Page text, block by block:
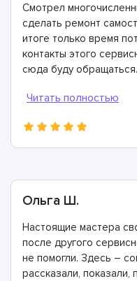
Смотрел
сделать ремонт
итоге только время
контакты этого
сюда буду
гарантию.
Ольга Ш.
Настоящие мастера
после другого
не помогли. Здесь –
рассказали, показали,